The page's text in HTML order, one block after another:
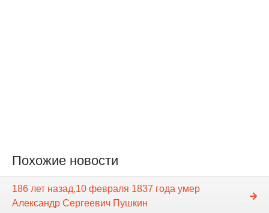
Похожие новости
186 лет назад,10 февраля 1837 года умер
Александр Сергеевич Пушкин